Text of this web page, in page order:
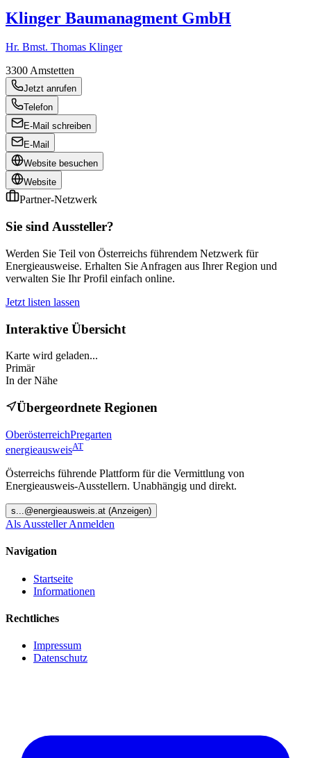
Klinger Baumanagment GmbH
Hr. Bmst. Thomas Klinger
3300Amstetten
Jetzt anrufen
Telefon
E-Mail schreiben
E-Mail
Website besuchen
Website
Partner-Netzwerk
Sie sind Aussteller?
Werden Sie Teil von Österreichs führendem Netzwerk für
Energieausweise. Erhalten Sie Anfragen aus Ihrer Region und
verwalten Sie Ihr Profil einfach online.
Jetzt listen lassen
Interaktive Übersicht
Karte wird geladen...
Primär
In der Nähe
Übergeordnete Regionen
OberösterreichPregarten
energieausweisAT
Österreichs führende Plattform für die Vermittlung von
Energieausweis-Ausstellern. Unabhängig und direkt.
s...@energieausweis.at (Anzeigen)
Als Aussteller Anmelden
Navigation
Startseite
Informationen
Rechtliches
Impressum
Datenschutz